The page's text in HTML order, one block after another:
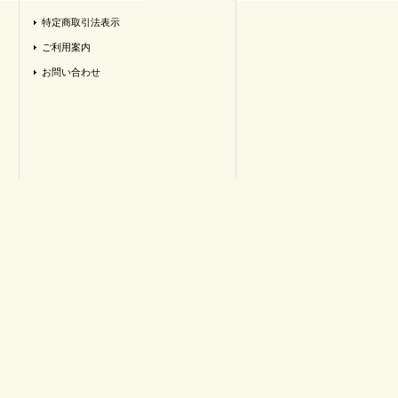
特定商取引法表示
ご利用案内
お問い合わせ